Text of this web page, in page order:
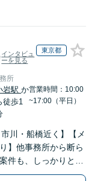
インタビュ
ーを見る
東京都
所
岩駅か
徒歩1
営業時間：10:00
~17:00（平日）
市川・船橋近く】【メ
】他事務所から断ら
件も、しっかりと面
バイスをいたします